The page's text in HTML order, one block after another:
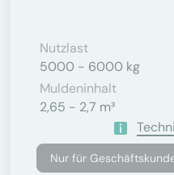
Nutzlast
5000 - 6000 kg
Muldeninhalt
2,65 - 2,7 m³
Nur für